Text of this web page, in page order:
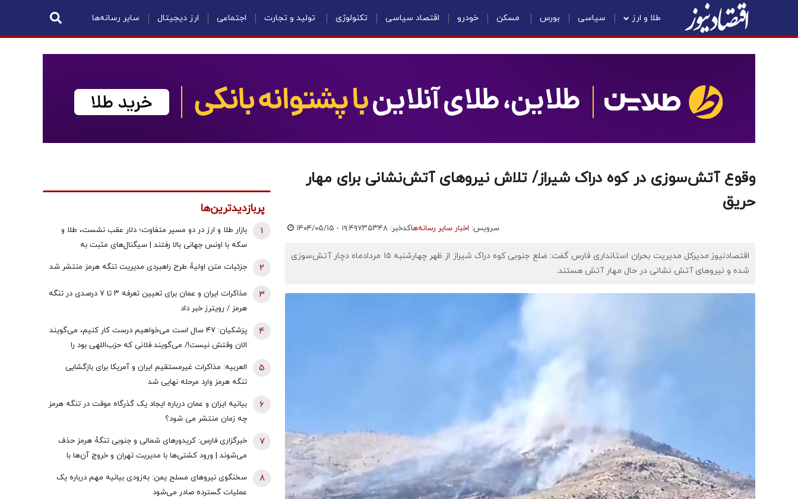
طلا و ارز سیاسی بورس مسکن خودرو اقتصاد سیاسی تکنولوژی تولید و تجارت اجتماعی ارز دیجیتال سایر رسانه‌ها
وقوع آتش‌سوزی در کوه دراک شیراز/ تلاش نیروهای آتش‌نشانی برای مهار
حریق
سرویس: اخبار سایر رسانه‌هاکدخبر: ۷۳۵۳۴۸ ۱۴۰۴/۰۵/۱۵ - ۱۹:۴۹
اقتصادنیوز:مدیرکل مدیریت بحران استانداری فارس گفت: ضلع جنوبی کوه دراک شیراز از ظهر چهارشنبه ۱۵ مردادماه دچار آتش‌سوزی
شده و نیروهای آتش نشانی در حال مهار آتش هستند.
پربازدیدترین‌ها
بازار طلا و ارز در دو مسیر متفاوت؛ دلار عقب نشست، طلا و
سکه با اونس جهانی بالا رفتند | سیگنال‌های مثبت به
معامله‌گران رسید!
1
جزئیات متن اولیۀ طرح راهبردی مدیریت تنگه هرمز منتشر شد 2
مذاکرات ایران و عمان برای تعیین تعرفه ۳ تا ۷ درصدی در تنگه
هرمز / رویترز خبر داد
3
پزشکیان: ۴۷ سال است می‌خواهیم درست کار کنیم، می‌گویند
الان وقتش نیست!/ می‌گویند فلانی که حزب‌اللهی بود را
4
العربیه: مذاکرات غیرمستقیم ایران و آمریکا برای بازگشایی
تنگه هرمز وارد مرحله نهایی شد
5
بیانیه ایران و عمان درباره ایجاد یک گذرگاه موقت در تنگه هرمز
چه زمان منتشر می شود؟
6
خبرگزاری فارس: کریدورهای شمالی و جنوبی تنگۀ هرمز حذف
می‌شوند | ورود کشتی‌ها با مدیریت تهران و خروج آن‌ها با
مدیریت مشترک تهران و مسقط خواهد بود | عوارض برای گذر از
تنگه در قالب بهای خدمات است
7
سخنگوی نیروهای مسلح یمن: به‌زودی بیانیه مهم درباره یک
عملیات گسترده صادر می‌شود
8